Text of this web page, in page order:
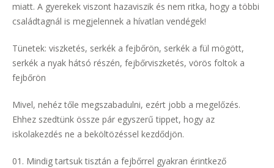
miatt. A gyerekek viszont hazaviszik és nem ritka, hogy a többi
családtagnál is megjelennek a hívatlan vendégek!
Tünetek: viszketés, serkék a fejbőrön, serkék a fül mögött,
serkék a nyak hátsó részén, fejbőrviszketés, vörös foltok a
fejbőrön
Mivel, nehéz tőle megszabadulni, ezért jobb a megelőzés.
Ehhez szedtünk össze pár egyszerű tippet, hogy az
iskolakezdés ne a beköltözéssel kezdődjön.
Mindig tartsuk tisztán a fejbőrrel gyakran érintkező